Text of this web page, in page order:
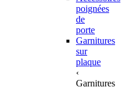
poignées
de
porte
Garnitures
sur
plaque
‹
Garnitures